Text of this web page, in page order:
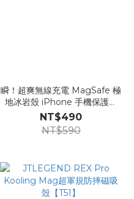
瞬！超爽無線充電 MagSafe 極
地冰岩殼 iPhone 手機保護殼
+玻璃貼Londonimg【K50s】
NT$490
NT$590